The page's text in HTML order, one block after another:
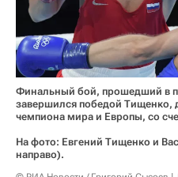
Финальный бой, прошедший в
завершился победой Тищенко,
чемпиона мира и Европы, со
На фото: Евгений Тищенко и
направо).